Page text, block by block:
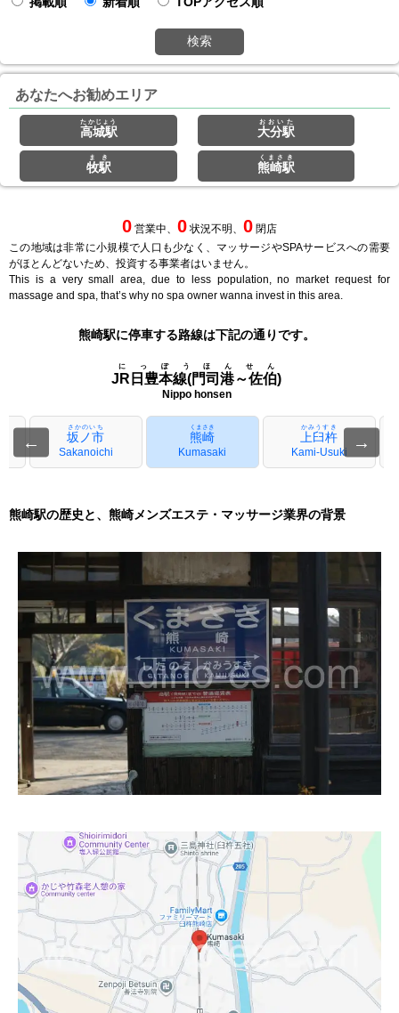
検索
あなたへお勧めエリア
高城駅
たかじょう
大分駅
おおいた
牧駅
まき
熊崎駅
くまさき
0 営業中、 0 状況不明、 0 閉店
この地域は非常に小規模で人口も少なく、マッサージやSPAサービスへの需要
がほとんどないため、投資する事業者はいません。
This is a very small area, due to less population, no market request for
massage and spa, that’s why no spa owner wanna invest in this area.
熊崎駅に停車する路線は下記の通りです。
JR日豊本線(門司港～佐伯)
にっぽうほんせん
Nippo honsen
← 坂ノ市
さかのいち
Sakanoichi
熊崎
くまさき
Kumasaki
上臼杵
かみうすき
Kami-Usuki
→
熊崎駅の歴史と、熊崎メンズエステ・マッサージ業界の背景